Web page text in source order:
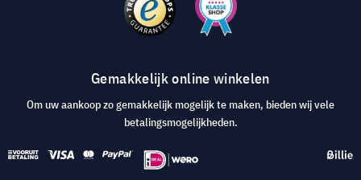
Gemakkelijk online winkelen
Om uw aankoop zo gemakkelijk mogelijk te maken, bieden wij vele
betalingsmogelijkheden.